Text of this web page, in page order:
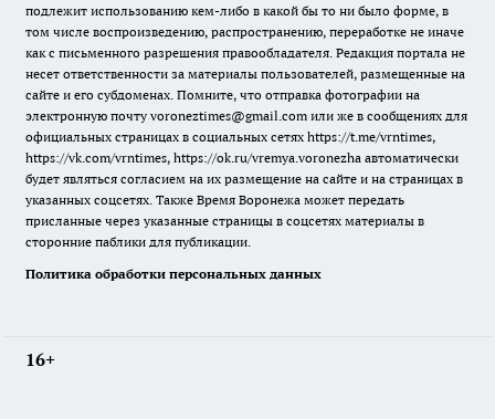
подлежит использованию кем-либо в какой бы то ни было форме, в
том числе воспроизведению, распространению, переработке не иначе
как с письменного разрешения правообладателя. Редакция портала не
несет ответственности за материалы пользователей, размещенные на
сайте и его субдоменах. Помните, что отправка фотографии на
электронную почту voroneztimes@gmail.com или же в сообщениях для
официальных страницах в социальных сетях https://t.me/vrntimes,
https://vk.com/vrntimes, https://ok.ru/vremya.voronezha автоматически
будет являться согласием на их размещение на сайте и на страницах в
указанных соцсетях. Также Время Воронежа может передать
присланные через указанные страницы в соцсетях материалы в
сторонние паблики для публикации.
Политика обработки персональных данных
16+